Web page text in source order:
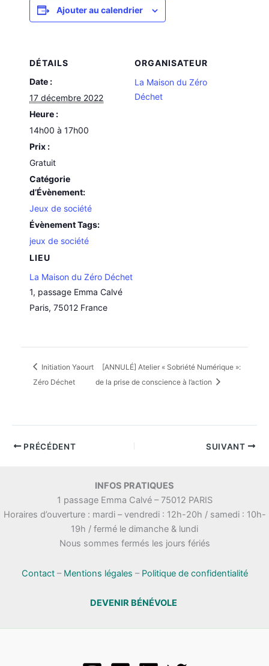
Ajouter au calendrier
DÉTAILS
Date :
17 décembre 2022
Heure :
14h00 à 17h00
Prix :
Gratuit
Catégorie
d’Évènement:
Jeux de société
Évènement Tags:
jeux de société
LIEU
La Maison du Zéro Déchet
1, passage Emma Calvé
Paris, 75012 France
ORGANISATEUR
La Maison du Zéro
Déchet
Initiation Yaourt
Zéro Déchet
[ANNULÉ] Atelier « Sobriété Numérique »:
de la prise de conscience à l’action
PRÉCÉDENT SUIVANT
INFOS PRATIQUES
1 passage Emma Calvé – 75012 PARIS
Horaires d’ouverture : mardi – vendredi : 12h-20h / samedi : 10h-
19h / fermé le dimanche & lundi
Nous sommes fermés les jours fériés
Contact– Mentions légales – Politique de confidentialité
DEVENIR BÉNÉVOLE